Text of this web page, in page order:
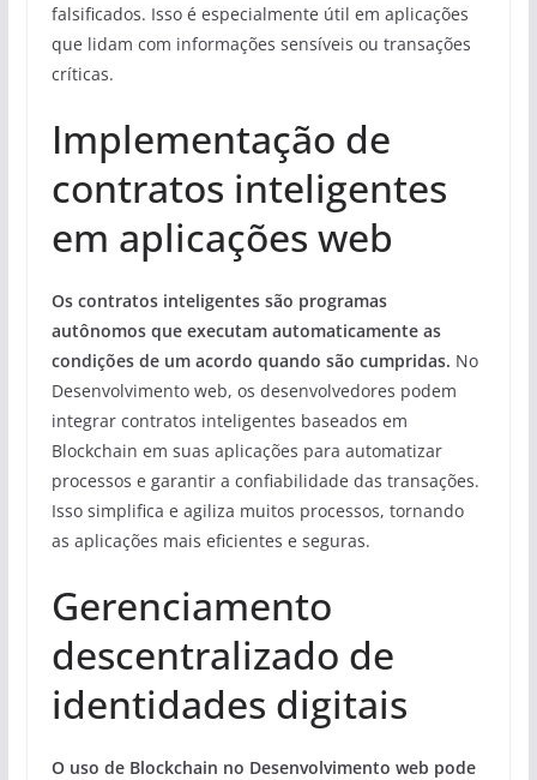
falsificados. Isso é especialmente útil em aplicações
que lidam com informações sensíveis ou transações
críticas.
Implementação de
contratos inteligentes
em aplicações web
Os contratos inteligentes são programas
autônomos que executam automaticamente as
condições de um acordo quando são cumpridas. No
Desenvolvimento web, os desenvolvedores podem
integrar contratos inteligentes baseados em
Blockchain em suas aplicações para automatizar
processos e garantir a confiabilidade das transações.
Isso simplifica e agiliza muitos processos, tornando
as aplicações mais eficientes e seguras.
Gerenciamento
descentralizado de
identidades digitais
O uso de Blockchain no Desenvolvimento web pode